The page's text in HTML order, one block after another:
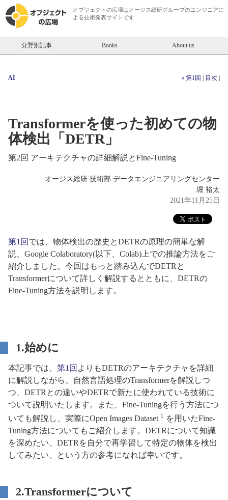
オブジェクトの広場はオージス総研グループのエンジニアに
よる技術発表サイトです
分野別記事 Books About us
« 第1回 目次
AI
Transformerを使った初めての物
体検出「DETR」
第2回 アーキテクチャの詳細解説とFine-Tuning
オージス総研 技術部 データエンジニアリングセンター
堀 裕太
2021年11月25日
第1回 では、物体検出の歴史とDETRの原理の簡単な解
説、Google Colaboratory(以下、Colab)上での推論方法をご
紹介しました。今回はもっと踏み込んでDETRと
Transformerについて詳しく解説するとともに、DETRの
Fine-Tuning方法を説明します。
1.始めに
本記事では、 第1回 よりもDETRのアーキテクチャを詳細
に解説しながら、自然言語処理のTransformerを解説しつ
つ、DETRとの違いやDETRで新たに使われている技術に
ついて説明いたします。また、Fine-Tuningを行う方法につ
いても解説し、実際にOpen Images Dataset 1 を用いたFine-
Tuning方法についてもご紹介します。DETRについて知識
を深めたい、DETRを自分で再学習して特定の物体を検出
してみたい、という方の参考になれば幸いです。
2.Transformerについて